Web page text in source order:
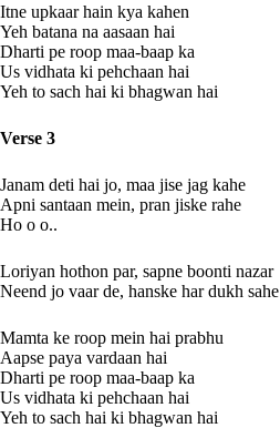
Itne upkaar hain kya kahen
Yeh batana na aasaan hai
Dharti pe roop maa-baap ka
Us vidhata ki pehchaan hai
Yeh to sach hai ki bhagwan hai
Verse 3
Janam deti hai jo, maa jise jag kahe
Apni santaan mein, pran jiske rahe
Ho o o..
Loriyan hothon par, sapne boonti nazar
Neend jo vaar de, hanske har dukh sahe
Mamta ke roop mein hai prabhu
Aapse paya vardaan hai
Dharti pe roop maa-baap ka
Us vidhata ki pehchaan hai
Yeh to sach hai ki bhagwan hai